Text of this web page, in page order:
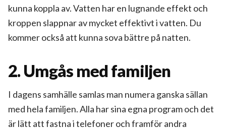
kunna koppla av. Vatten har en lugnande effekt och
kroppen slappnar av mycket effektivt i vatten. Du
kommer också att kunna sova bättre på natten.
2. Umgås med familjen
I dagens samhälle samlas man numera ganska sällan
med hela familjen. Alla har sina egna program och det
är lätt att fastna i telefoner och framför andra